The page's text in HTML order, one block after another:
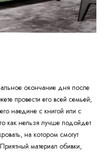
окончание дня после
провести его всей семьей,
наедине с книгой или с
как нельзя лучше подойдет
на котором смогут
материал обивки,